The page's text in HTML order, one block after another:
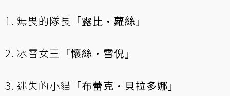
1. 無畏的隊長 「露比•蘿絲」
2. 冰雪女王 「懷絲•雪倪」
3. 迷失的小貓 「布蕾克•貝拉多娜」